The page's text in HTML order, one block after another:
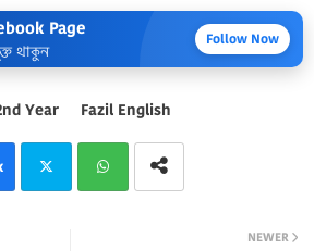
Page
থাকুন
Follow Now
Year Fazil English
NEWER